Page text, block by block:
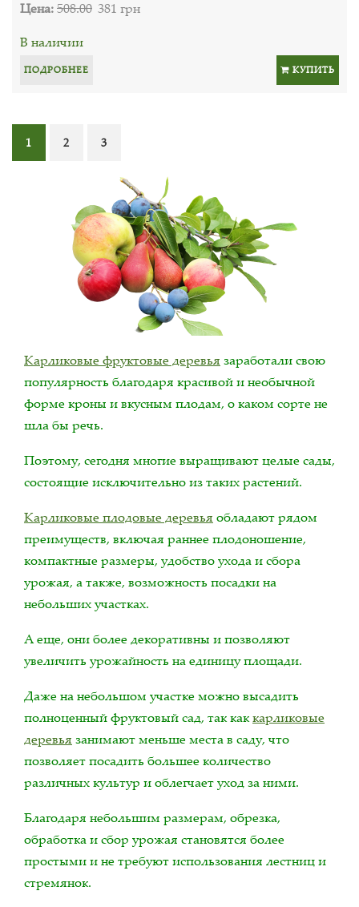
Цена:508.00 381 грн
В наличии
ПОДРОБНЕЕ КУПИТЬ
1 2 3
Карликовые фруктовые деревья заработали свою
популярность благодаря красивой и необычной
форме кроны и вкусным плодам, о каком сорте не
шла бы речь.
Поэтому, сегодня многие выращивают целые сады,
состоящие исключительно из таких растений.
Карликовые плодовые деревья обладают рядом
преимуществ, включая раннее плодоношение,
компактные размеры, удобство ухода и сбора
урожая, а также, возможность посадки на
небольших участках.
А еще, они более декоративны и позволяют
увеличить урожайность на единицу площади.
Даже на небольшом участке можно высадить
полноценный фруктовый сад, так каккарликовые
деревья занимают меньше места в саду, что
позволяет посадить большее количество
различных культур и облегчает уход за ними.
Благодаря небольшим размерам, обрезка,
обработка и сбор урожая становятся более
простыми и не требуют использования лестниц и
стремянок.